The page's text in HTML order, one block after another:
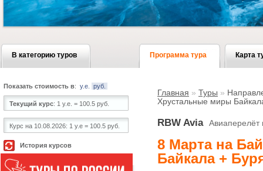
В категорию туров Программа тура Карта
Главная » Туры »
Хрустальные миры
RBW Avia Авиаперелёт
8 Марта на
Байкала +
Показать стоимость в: у.е. руб.
Текущий курс: 1 у.е. = 100.5 руб.
Курс на 10.08.2026: 1 у.е = 100.5 руб.
История курсов